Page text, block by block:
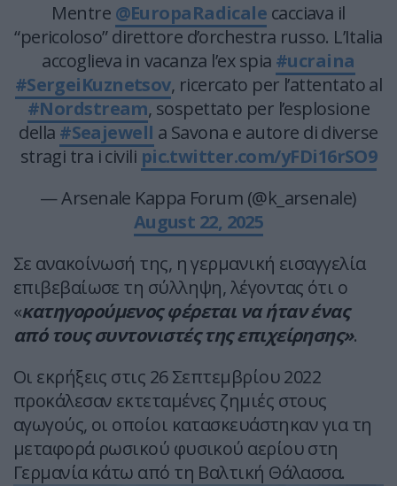
Mentre @EuropaRadicale cacciava il
“pericoloso” direttore d’orchestra russo. L’Italia
accoglieva in vacanza l’ex spia #ucraina
#SergeiKuznetsov, ricercato per l’attentato al
#Nordstream, sospettato per l’esplosione
della #Seajewell a Savona e autore di diverse
stragi tra i civili pic.twitter.com/yFDi16rSO9
— Arsenale Kappa Forum (@k_arsenale)
August 22, 2025
Σε ανακοίνωσή της, η γερμανική εισαγγελία
επιβεβαίωσε τη σύλληψη, λέγοντας ότι ο
«κατηγορούμενος φέρεται να ήταν ένας
από τους συντονιστές της επιχείρησης».
Οι εκρήξεις στις 26 Σεπτεμβρίου 2022
προκάλεσαν εκτεταμένες ζημιές στους
αγωγούς, οι οποίοι κατασκευάστηκαν για τη
μεταφορά ρωσικού φυσικού αερίου στη
Γερμανία κάτω από τη Βαλτική Θάλασσα.